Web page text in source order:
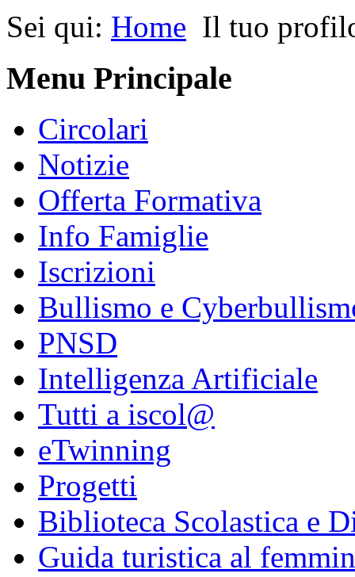
Sei qui: Home Il tuo
Menu Principale
Circolari
Notizie
Offerta Formativa
Info Famiglie
Iscrizioni
Bullismo e
PNSD
Intelligenza Artificiale
Tutti a iscol@
eTwinning
Progetti
Biblioteca Scolastica e
Guida turistica al